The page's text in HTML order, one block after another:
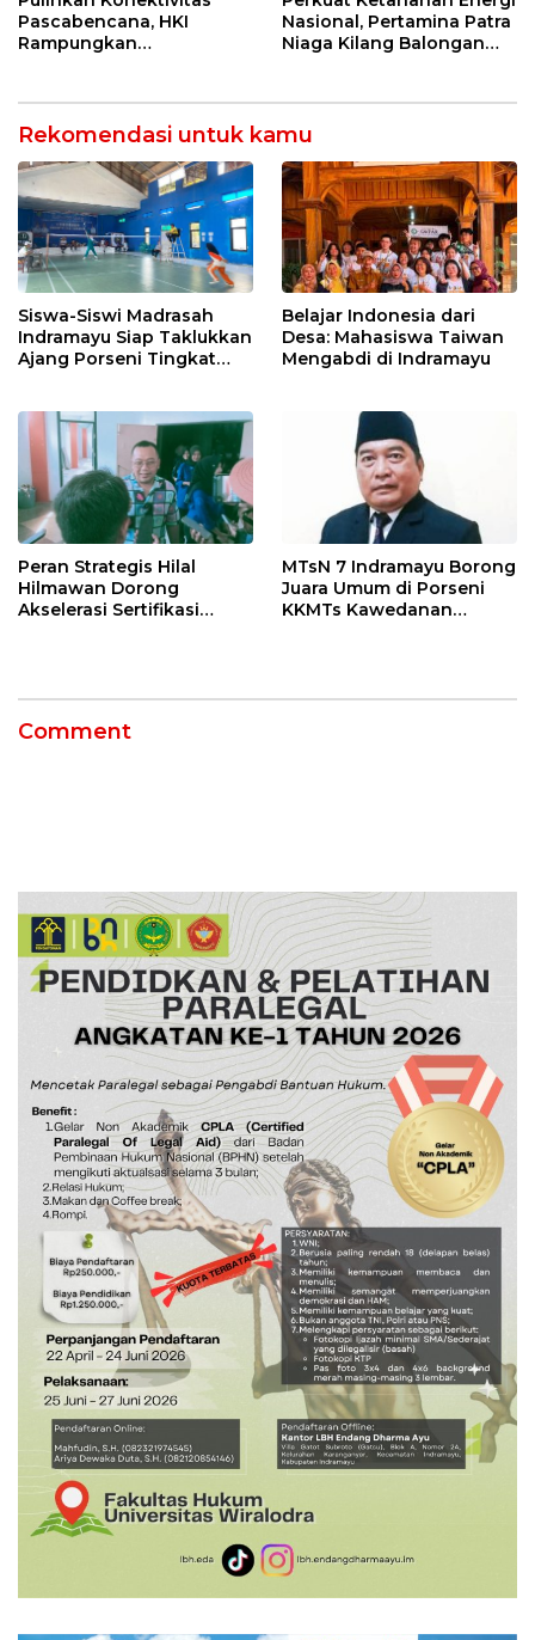
Keselamatan Kerja
Pascabencana, HKI
Rampungkan
Nasional, Pertamina Patra
Niaga Kilang Balongan
Rekomendasi untuk kamu
Siswa-Siswi Madrasah
Indramayu Siap Taklukkan
Ajang Porseni Tingkat
Belajar Indonesia dari
Desa: Mahasiswa Taiwan
Mengabdi di Indramayu
Peran Strategis Hilal
Hilmawan Dorong
Akselerasi Sertifikasi
MTsN 7 Indramayu Borong
Juara Umum di Porseni
KKMTs Kawedanan
Comment